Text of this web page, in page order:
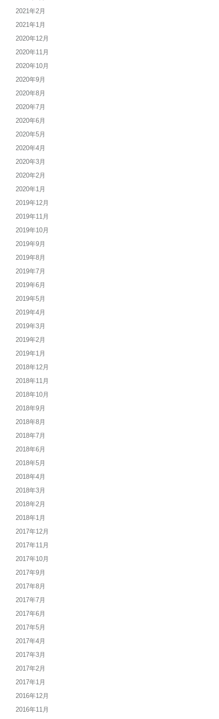
2021年2月
2021年1月
2020年12月
2020年11月
2020年10月
2020年9月
2020年8月
2020年7月
2020年6月
2020年5月
2020年4月
2020年3月
2020年2月
2020年1月
2019年12月
2019年11月
2019年10月
2019年9月
2019年8月
2019年7月
2019年6月
2019年5月
2019年4月
2019年3月
2019年2月
2019年1月
2018年12月
2018年11月
2018年10月
2018年9月
2018年8月
2018年7月
2018年6月
2018年5月
2018年4月
2018年3月
2018年2月
2018年1月
2017年12月
2017年11月
2017年10月
2017年9月
2017年8月
2017年7月
2017年6月
2017年5月
2017年4月
2017年3月
2017年2月
2017年1月
2016年12月
2016年11月